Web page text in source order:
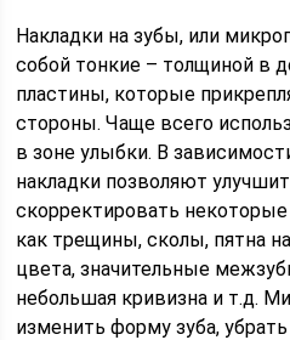
Накладки на зубы, или
собой тонкие – толщиной в
пластины, которые
стороны. Чаще всего
в зоне улыбки. В
накладки позволяют
скорректировать
как трещины, сколы, пятна
цвета, значительные
небольшая кривизна и т.д.
изменить форму зуба,